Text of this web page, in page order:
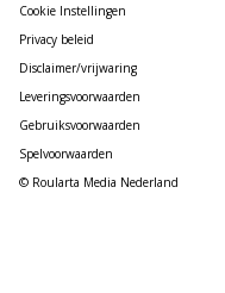
Cookie Instellingen
Privacy beleid
Disclaimer/vrijwaring
Leveringsvoorwaarden
Gebruiksvoorwaarden
Spelvoorwaarden
© Roularta Media Nederland